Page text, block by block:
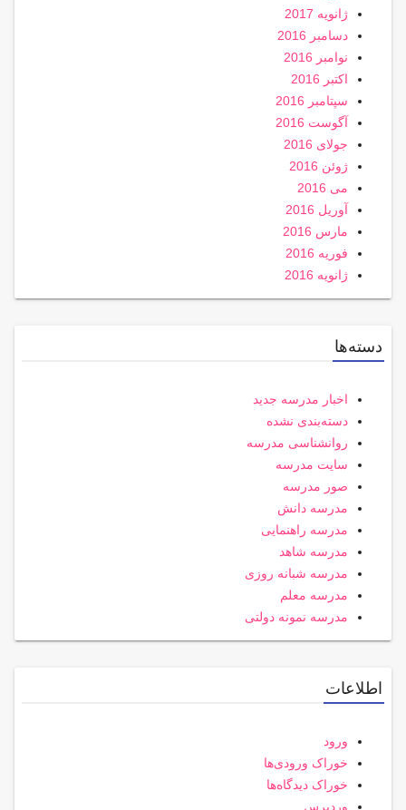
ژانویه 2017
دسامبر 2016
نوامبر 2016
اکتبر 2016
سپتامبر 2016
آگوست 2016
جولای 2016
ژوئن 2016
می 2016
آوریل 2016
مارس 2016
فوریه 2016
ژانویه 2016
دسته‌ها
اخبار مدرسه جدید
دسته‌بندی نشده
روانشناسی مدرسه
سایت مدرسه
صور مدرسه
مدرسه دانش
مدرسه راهنمایی
مدرسه شاهد
مدرسه شبانه روزی
مدرسه معلم
مدرسه نمونه دولتی
اطلاعات
ورود
خوراک ورودی‌ها
خوراک دیدگاه‌ها
وردپرس